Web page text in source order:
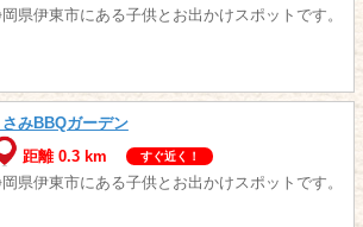
県伊東市にある子供とお出かけスポットです。
さみBBQガーデン
距離 0.3 km
すぐ近く！
県伊東市にある子供とお出かけスポットです。